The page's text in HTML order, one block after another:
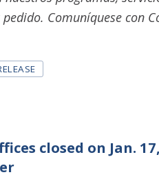
Comuníquese con
closed on Jan.